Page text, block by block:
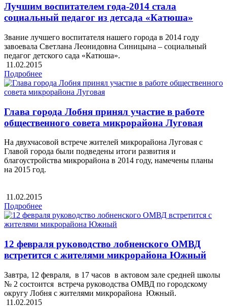
Лучшим воспитателем года-2014 стала
социальный педагог из детсада «Катюша»
Звание лучшего воспитателя нашего города в 2014 году
завоевала Светлана Леонидовна Синицына – социальный
педагог детского сада «Катюша».
11.02.2015
Подробнее
Глава города Лобня принял участие в работе
общественного совета микрорайона Луговая
На двухчасовой встрече жителей микрорайона Луговая с
Главой города были подведены итоги развития и
благоустройства микрорайона в 2014 году, намечены планы
на 2015 год.
11.02.2015
Подробнее
12 февраля руководство лобненского ОМВД
встретится с жителями микрорайона Южный
Завтра, 12 февраля, в 17 часов в актовом зале средней школы
№ 2 состоится встреча руководства ОМВД по городскому
округу Лобня с жителями микрорайона Южный.
11.02.2015